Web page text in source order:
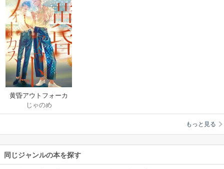
黄昏アウトフォーカ
ス overlap
じゃのめ
もっと見る
同じジャンルの本を探す